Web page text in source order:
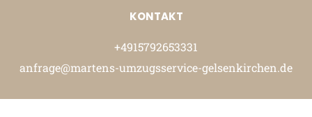
KONTAKT
+4915792653331
anfrage@martens-umzugsservice-gelsenkirchen.de